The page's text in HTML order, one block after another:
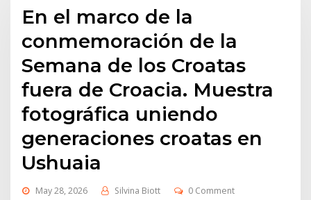
En el marco de la
conmemoración de la
Semana de los Croatas
fuera de Croacia. Muestra
fotográfica uniendo
generaciones croatas en
Ushuaia
May 28, 2026 Silvina Biott 0 Comment